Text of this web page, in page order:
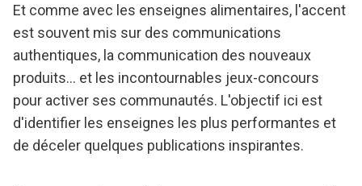
Et comme avec les enseignes alimentaires, l'accent
est souvent mis sur des communications
authentiques, la communication des nouveaux
produits... et les incontournables jeux-concours
pour activer ses communautés. L'objectif ici est
d'identifier les enseignes les plus performantes et
de déceler quelques publications inspirantes.